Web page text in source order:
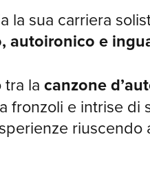
sua carriera
autoironico e
la canzone
e intrise